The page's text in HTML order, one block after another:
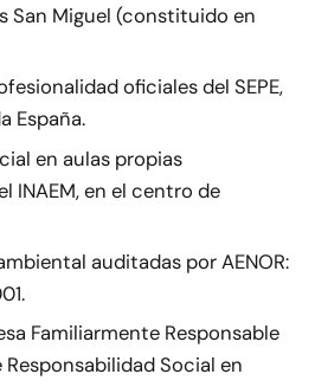
San Miguel (constituido en
oficiales del SEPE,
España.
en aulas propias
INAEM, en el centro de
auditadas por AENOR:
Familiarmente Responsable
Responsabilidad Social en